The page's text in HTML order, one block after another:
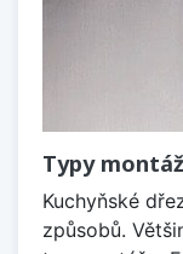
Typy
Kuchyňské
způsobů.